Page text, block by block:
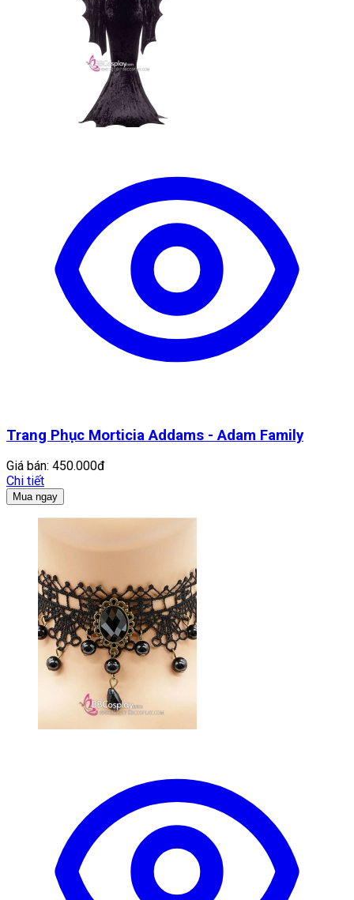
Trang Phục Morticia Addams - Adam Family
Giá bán: 450.000đ
Chi tiết
Mua ngay